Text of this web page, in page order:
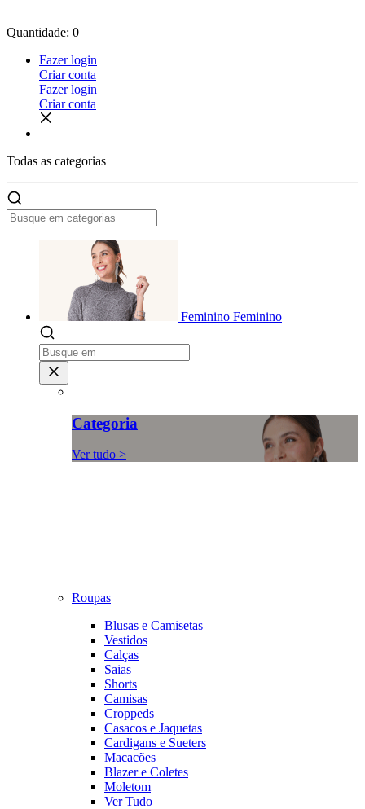
Quantidade: 0
Fazer login
Criar conta
Fazer login
Criar conta
Todas as categorias
Feminino Feminino
Categoria
Ver tudo >
Roupas
Blusas e Camisetas
Vestidos
Calças
Saias
Shorts
Camisas
Croppeds
Casacos e Jaquetas
Cardigans e Sueters
Macacões
Blazer e Coletes
Moletom
Ver Tudo